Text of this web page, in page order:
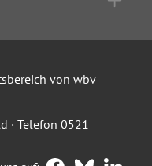
von wbv
· Telefon 0521